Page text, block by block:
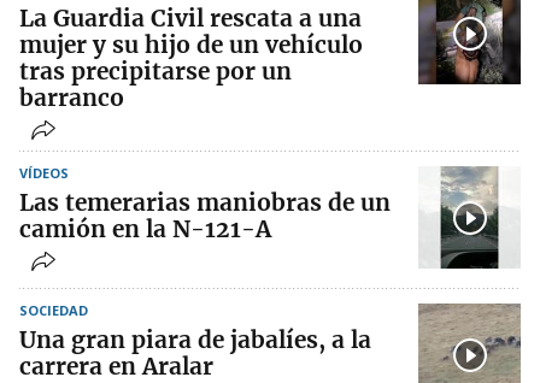
La Guardia Civil rescata a una
mujer y su hijo de un vehículo
tras precipitarse por un
barranco
VÍDEOS
Las temerarias maniobras de un
camión en la N-121-A
SOCIEDAD
Una gran piara de jabalíes, a la
carrera en Aralar